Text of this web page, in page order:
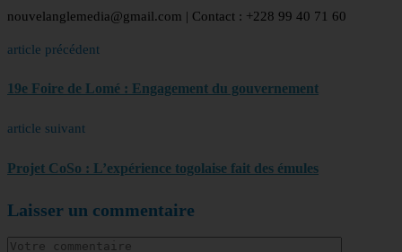
nouvelanglemedia@gmail.com | Contact : +228 99 40 71 60
article précédent
19e Foire de Lomé : Engagement du gouvernement
article suivant
Projet CoSo : L’expérience togolaise fait des émules
Laisser un commentaire